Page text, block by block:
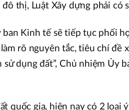
thị, Luật Xây dựng phải có
ban Kinh tế sẽ tiếp tục phối
rõ nguyên tắc, tiêu chí đề
sử dụng đất”, Chủ nhiệm Ủy
quốc gia, hiện nay có 2 loại